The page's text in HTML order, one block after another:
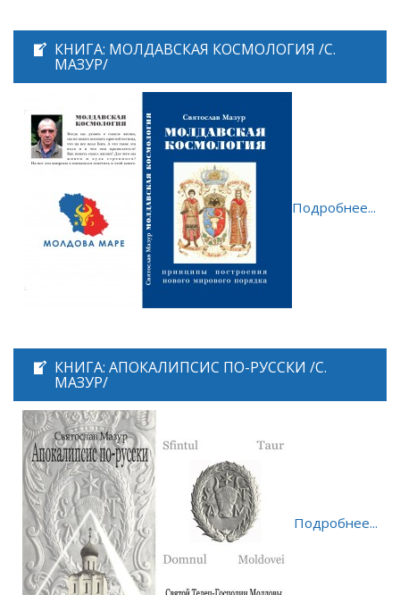
КНИГА: МОЛДАВСКАЯ КОСМОЛОГИЯ /С.
МАЗУР/
Подробнее...
КНИГА: АПОКАЛИПСИС ПО-РУССКИ /С.
МАЗУР/
Подробнее...